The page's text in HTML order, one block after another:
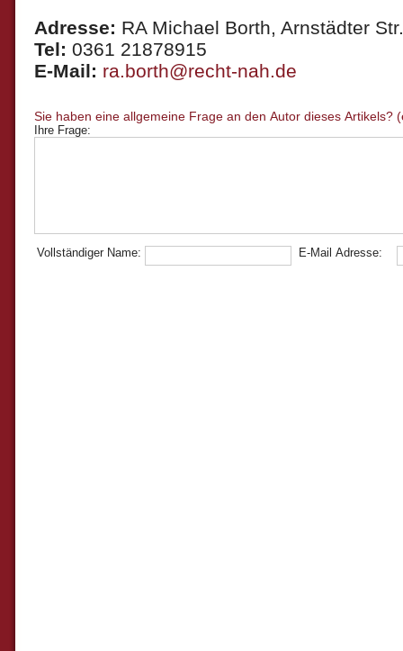
Adresse: RA Michael Borth, Arnstädter
Tel: 0361 21878915
E-Mail: ra.borth@recht-nah.de
Ihre Frage:
Vollständiger Name: E-Mail Adresse: